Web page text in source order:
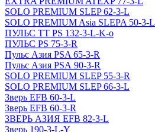
SOLO PREMIUM SLEP 62-3-L
SOLO PREMIUM Asia SLEPA 50-3-L
ПУЛЬС ТТ PS 132-3-L-K-o
ПУЛЬС PS 75-3-R
Пульс Азия PSA 65-3-R
Пульс Азия PSА 90-3-R
SOLO PREMIUM SLEP 55-3-R
SOLO PREMIUM SLEP 66-3-L
Зверь EFB 60-3-L
Зверь EFB 60-3-R
ЗВЕРЬ АЗИЯ EFB 82-3-L
Зверь 190-3-L-Y